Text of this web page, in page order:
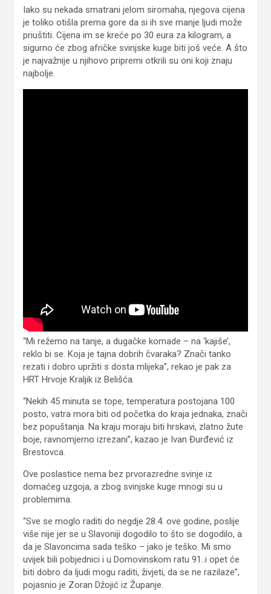
Iako su nekada smatrani jelom siromaha, njegova cijena
je toliko otišla prema gore da si ih sve manje ljudi može
priuštiti. Cijena im se kreće po 30 eura za kilogram, a
sigurno će zbog afričke svinjske kuge biti još veće. A što
je najvažnije u njihovo pripremi otkrili su oni koji znaju
najbolje.
“Mi režemo na tanje, a dugačke komade – na ‘kajiše’,
reklo bi se. Koja je tajna dobrih čvaraka? Znači tanko
rezati i dobro upržiti s dosta mlijeka”, rekao je pak za
HRT Hrvoje Kraljik iz Belišća.
“Nekih 45 minuta se tope, temperatura postojana 100
posto, vatra mora biti od početka do kraja jednaka, znači
bez popuštanja. Na kraju moraju biti hrskavi, zlatno žute
boje, ravnomjerno izrezani”, kazao je Ivan Đurđević iz
Brestovca.
Ove poslastice nema bez prvorazredne svinje iz
domaćeg uzgoja, a zbog svinjske kuge mnogi su u
problemima.
“Sve se moglo raditi do negdje 28.4. ove godine, poslije
više nije jer se u Slavoniji dogodilo to što se dogodilo, a
da je Slavoncima sada teško – jako je teško. Mi smo
uvijek bili pobjednici i u Domovinskom ratu 91..i opet će
biti dobro da ljudi mogu raditi, živjeti, da se ne razilaze”,
pojasnio je Zoran Džojić iz Županje.